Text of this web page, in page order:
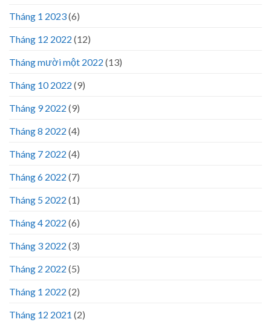
Tháng 1 2023(6)
Tháng 12 2022 (12)
Tháng mười một 2022 (13)
Tháng 10 2022 (9)
Tháng 9 2022 (9)
Tháng 8 2022 (4)
Tháng 7 2022 (4)
Tháng 6 2022 (7)
Tháng 5 2022 (1)
Tháng 4 2022 (6)
Tháng 3 2022 (3)
Tháng 2 2022 (5)
Tháng 1 2022 (2)
Tháng 12 2021 (2)